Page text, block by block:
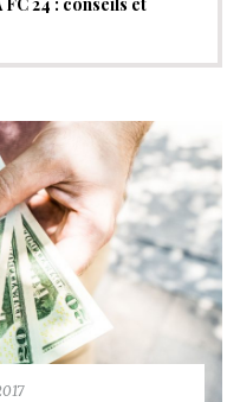
24 : conseils et